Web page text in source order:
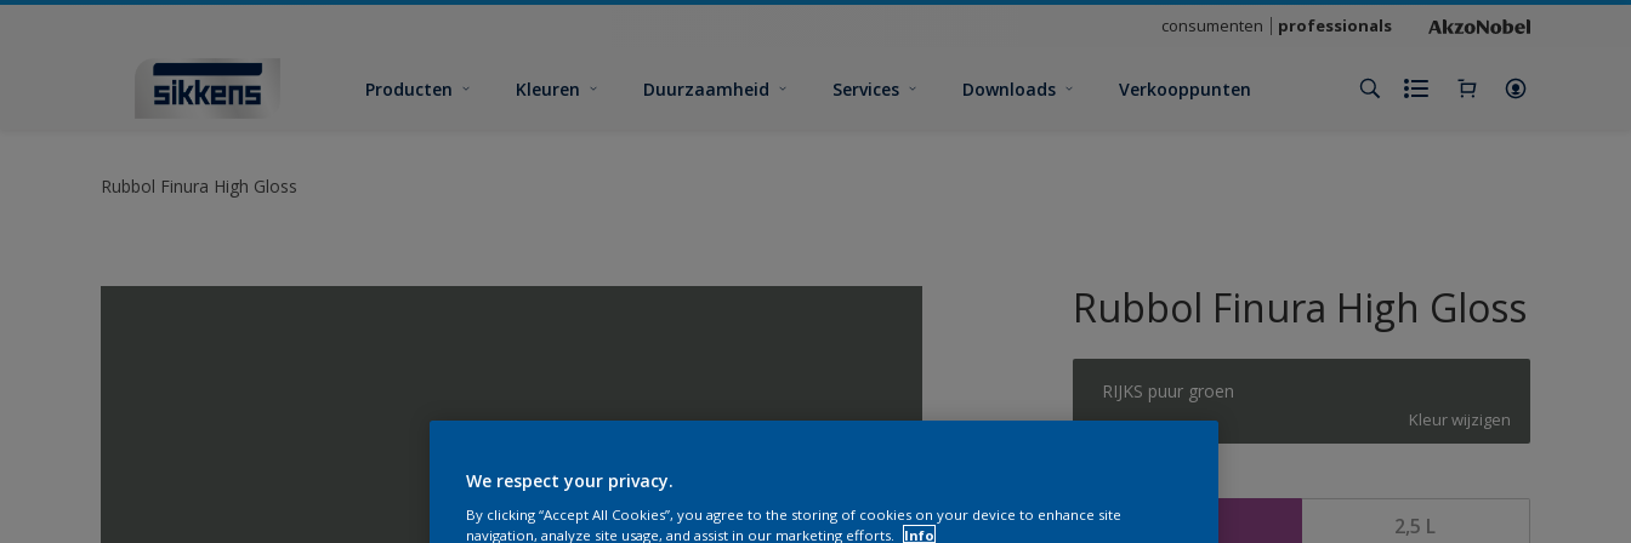
consumenten professionals
Producten Kleuren Duurzaamheid Services Downloads Verkooppunten
Rubbol Finura High Gloss
Rubbol Finura High Gloss
RIJKS puur groen
Kleur wijzigen
2,5 L
We respect your privacy.
By clicking “Accept All Cookies”, you agree to the storing of cookies on your device to enhance site
navigation, analyze site usage, and assist in our marketing efforts.
Info